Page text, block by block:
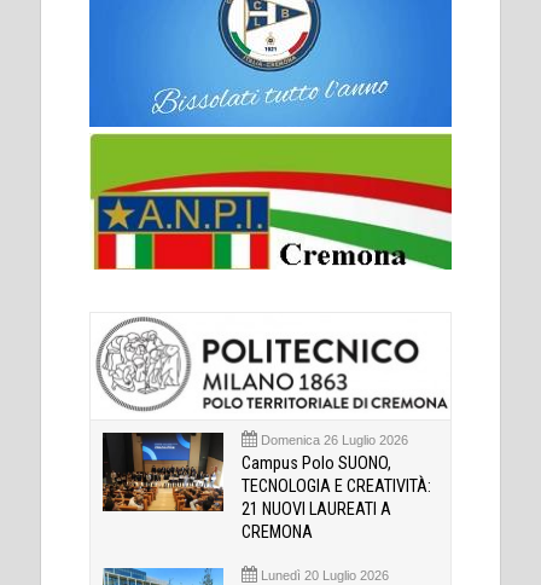
Domenica 26 Luglio 2026
Campus Polo SUONO,
TECNOLOGIA E CREATIVITÀ:
21 NUOVI LAUREATI A
CREMONA
Lunedì 20 Luglio 2026